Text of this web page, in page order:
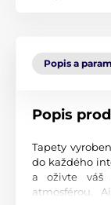
Popis a
Popis
Tapety
do každého
a oživte váš
atmosférou.